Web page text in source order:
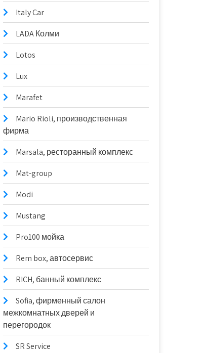
Italy Car
LADA Колми
Lotos
Lux
Marafet
Mario Rioli, производственная
фирма
Marsala, ресторанный комплекс
Mat-group
Modi
Mustang
Pro100 мойка
Rem box, автосервис
RICH, банный комплекс
Sofia, фирменный салон
межкомнатных дверей и
перегородок
SR Service